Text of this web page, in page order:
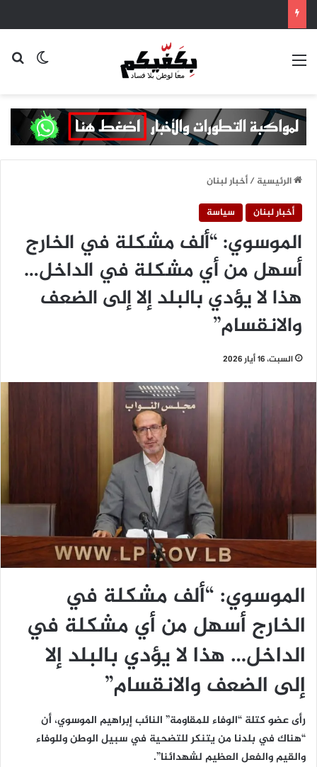
القائمة
الرئيسية/أخبار لبنان
أخبار لبنان
سياسة
الموسوي: “ألف مشكلة في الخارج
أسهل من أي مشكلة في الداخل…
هذا لا يؤدي بالبلد إلا إلى الضعف
والانقسام”
السبت، 16 أيار 2026
الموسوي: “ألف مشكلة في
الخارج أسهل من أي مشكلة في
الداخل… هذا لا يؤدي بالبلد إلا
إلى الضعف والانقسام”
رأى عضو كتلة “الوفاء للمقاومة” النائب إبراهيم الموسوي، أن
“هناك في بلدنا من يتنكر للتضحية في سبيل الوطن وللوفاء
والقيم والفعل العظيم لشهدائنا”.